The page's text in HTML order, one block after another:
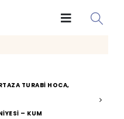
TURABI HOCA,
– KUM